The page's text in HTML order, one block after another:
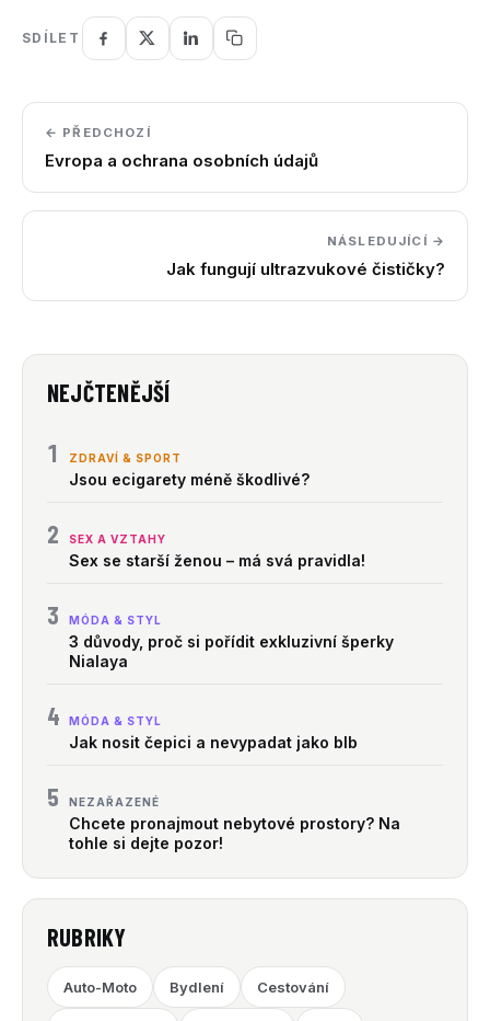
SDÍLET
← PŘEDCHOZÍ
Evropa a ochrana osobních údajů
NÁSLEDUJÍCÍ →
Jak fungují ultrazvukové čističky?
NEJČTENĚJŠÍ
1 ZDRAVÍ & SPORT
Jsou ecigarety méně škodlivé?
2 SEX A VZTAHY
Sex se starší ženou – má svá pravidla!
3 MÓDA & STYL
3 důvody, proč si pořídit exkluzivní šperky
Nialaya
4 MÓDA & STYL
Jak nosit čepici a nevypadat jako blb
5 NEZAŘAZENÉ
Chcete pronajmout nebytové prostory? Na
tohle si dejte pozor!
RUBRIKY
Auto-Moto Bydlení Cestování